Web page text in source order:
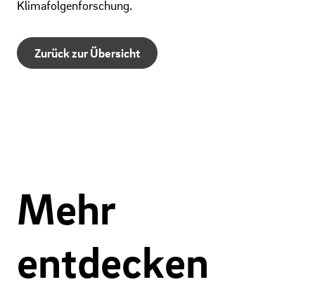
Klimafolgenforschung.
Zurück zur Übersicht
Mehr
entdecken